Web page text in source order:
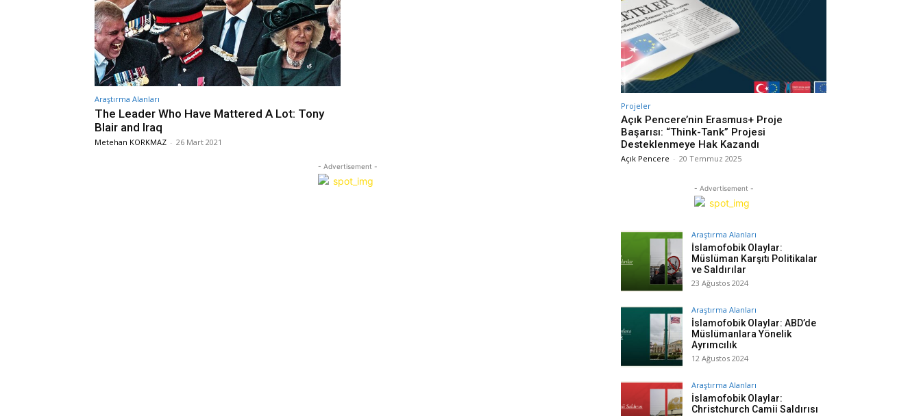
Araştırma Alanları
The Leader Who Have Mattered A Lot: Tony
Blair and Iraq
Metehan KORKMAZ - 26 Mart 2021
- Advertisement -
Projeler
Açık Pencere’nin Erasmus+ Proje
Başarısı: “Think-Tank” Projesi
Desteklenmeye Hak Kazandı
Açık Pencere - 20 Temmuz 2025
- Advertisement -
Araştırma Alanları
İslamofobik Olaylar:
Müslüman Karşıtı Politikalar
ve Saldırılar
23 Ağustos 2024
Araştırma Alanları
İslamofobik Olaylar: ABD’de
Müslümanlara Yönelik
Ayrımcılık
12 Ağustos 2024
Araştırma Alanları
İslamofobik Olaylar:
Christchurch Camii Saldırısı